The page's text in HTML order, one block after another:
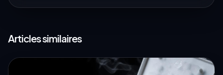
Articles similaires